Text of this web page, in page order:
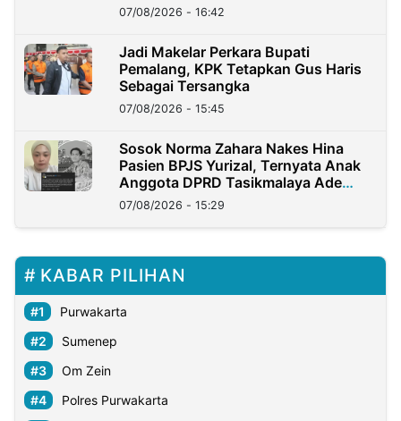
07/08/2026 - 16:42
Jadi Makelar Perkara Bupati
Pemalang, KPK Tetapkan Gus Haris
Sebagai Tersangka
07/08/2026 - 15:45
Sosok Norma Zahara Nakes Hina
Pasien BPJS Yurizal, Ternyata Anak
Anggota DPRD Tasikmalaya Ade
Lukman
07/08/2026 - 15:29
KABAR PILIHAN
Purwakarta
Sumenep
Om Zein
Polres Purwakarta